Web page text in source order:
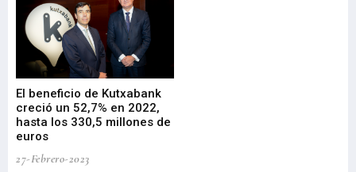
El beneficio de Kutxabank
creció un 52,7% en 2022,
hasta los 330,5 millones de
euros
27-Febrero-2023